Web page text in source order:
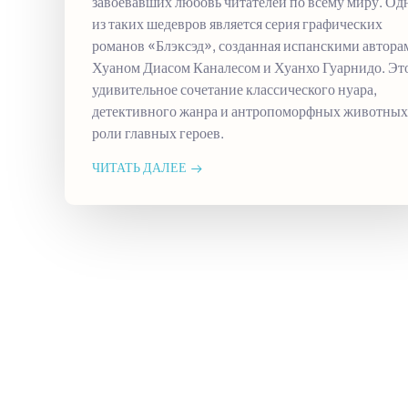
из таких шедевров является серия графических
романов «Блэксэд», созданная испанскими
Хуаном Диасом Каналесом и Хуанхо Гуарнидо.
удивительное сочетание классического нуара,
детективного жанра и антропоморфных
роли главных героев.
ЧИТАТЬ ДАЛЕЕ